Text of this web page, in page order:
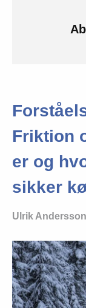
Friktion
er og
sikker
Ulrik Andersson